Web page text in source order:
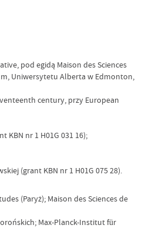
pod egidą Maison des Sciences
Uniwersytetu Alberta w Edmonton,
century, przy European
KBN nr 1 H01G 031 16);
(grant KBN nr 1 H01G 075 28).
(Paryż); Maison des Sciences de
Max-Planck-Institut für